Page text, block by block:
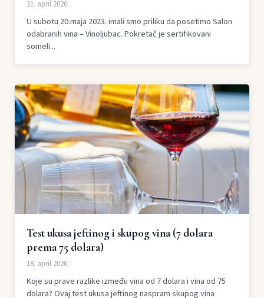
21. april 2026.
U subotu 20.maja 2023. imali smo priliku da posetimo Salon
odabranih vina – Vinoljubac. Pokretač je sertifikovani
someli...
Test ukusa jeftinog i skupog vina (7 dolara
prema 75 dolara)
18. april 2026.
Koje su prave razlike između vina od 7 dolara i vina od 75
dolara? Ovaj test ukusa jeftinog naspram skupog vina